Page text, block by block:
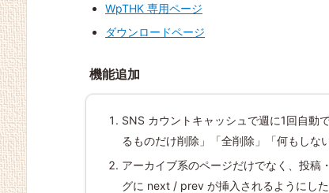
WpTHK 専用ページ
ダウンロードページ
機能追加
SNS カウントキャッシュで週に1回自動
るものだけ削除」「全削除」「何もしな
アーカイブ系のページだけでなく、投
グに next / prev が挿入されるようにした